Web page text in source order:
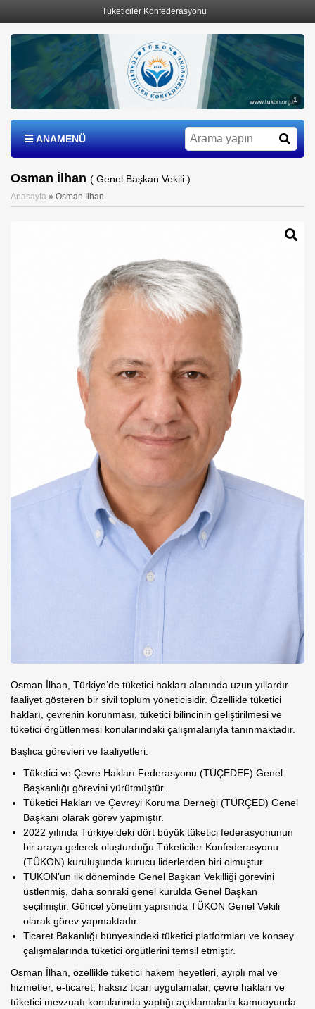
Tüketiciler Konfederasyonu
1
ANAMENÜ
Osman İlhan ( Genel Başkan Vekili )
Anasayfa » Osman İlhan
Osman İlhan, Türkiye’de tüketici hakları alanında uzun yıllardır
faaliyet gösteren bir sivil toplum yöneticisidir. Özellikle tüketici
hakları, çevrenin korunması, tüketici bilincinin geliştirilmesi ve
tüketici örgütlenmesi konularındaki çalışmalarıyla tanınmaktadır.
Başlıca görevleri ve faaliyetleri:
Tüketici ve Çevre Hakları Federasyonu (TÜÇEDEF) Genel
Başkanlığı görevini yürütmüştür.
Tüketici Hakları ve Çevreyi Koruma Derneği (TÜRÇED) Genel
Başkanı olarak görev yapmıştır.
2022 yılında Türkiye’deki dört büyük tüketici federasyonunun
bir araya gelerek oluşturduğu Tüketiciler Konfederasyonu
(TÜKON) kuruluşunda kurucu liderlerden biri olmuştur.
TÜKON’un ilk döneminde Genel Başkan Vekilliği görevini
üstlenmiş, daha sonraki genel kurulda Genel Başkan
seçilmiştir. Güncel yönetim yapısında TÜKON Genel Vekili
olarak görev yapmaktadır.
Ticaret Bakanlığı bünyesindeki tüketici platformları ve konsey
çalışmalarında tüketici örgütlerini temsil etmiştir.
Osman İlhan, özellikle tüketici hakem heyetleri, ayıplı mal ve
hizmetler, e-ticaret, haksız ticari uygulamalar, çevre hakları ve
tüketici mevzuatı konularında yaptığı açıklamalarla kamuoyunda